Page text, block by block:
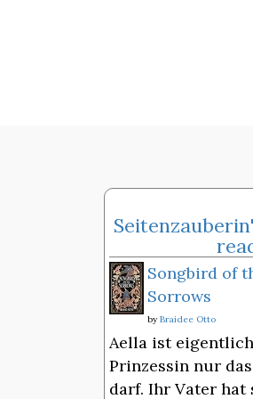
Songbird of
Sorrows
by Braidee Otto
Aella ist
Prinzessin nur
darf. Ihr Vater